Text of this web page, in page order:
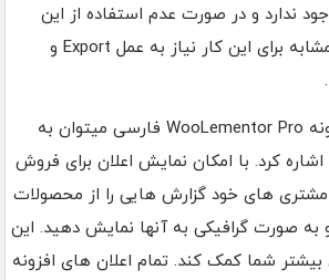
ندارد و در صورت عدم استفاده از این
پلاگین یا افزونه های مشابه برای این کار نیاز به عمل Export و
از دیگر ویژگی های افزونه WooLementor Pro فارسی میتوان به
کرد. با امکان نمایش اعلان برای فروش
مشتری های خود گزارش هایی را از محصولات
به صورت گرافیکی به آنها نمایش دهید. این
شما کمک کند. تمام اعلان های افزونه